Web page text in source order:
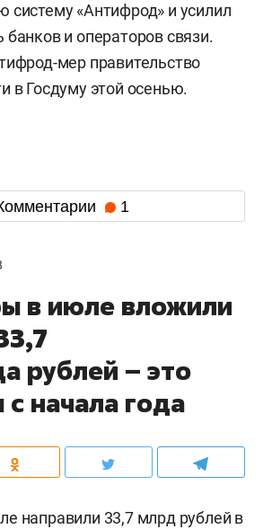
систему «Антифрод» и усилил
банков и операторов связи.
мер правительство
в Госдуму этой осенью.
1
в июле вложили
рублей – это
начала года
направили 33,7 млрд рублей в